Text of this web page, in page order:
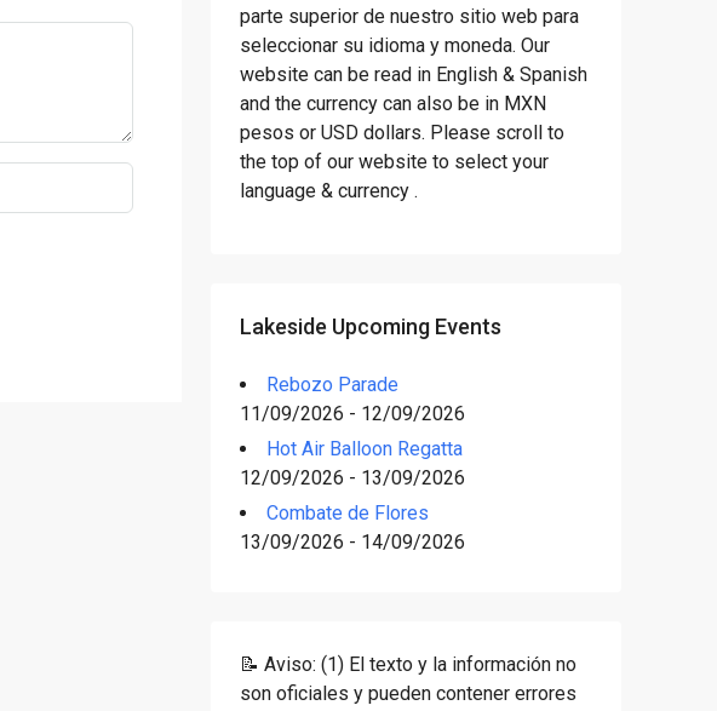
parte superior de nuestro sitio web para
seleccionar su idioma y moneda. Our
website can be read in English & Spanish
and the currency can also be in MXN
pesos or USD dollars. Please scroll to
the top of our website to select your
language & currency .
Lakeside Upcoming Events
Rebozo Parade
11/09/2026 - 12/09/2026
Hot Air Balloon Regatta
12/09/2026 - 13/09/2026
Combate de Flores
13/09/2026 - 14/09/2026
📝 Aviso: (1) El texto y la información no
son oficiales y pueden contener errores